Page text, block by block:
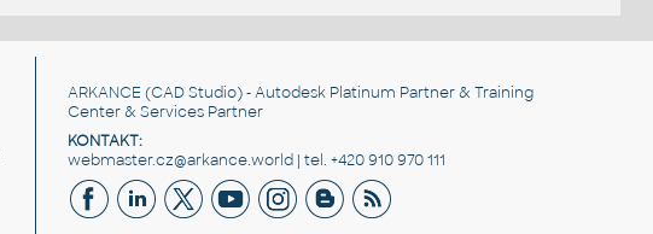
ARKANCE (CAD Studio) - Autodesk Platinum Partner & Training
Center & Services Partner
KONTAKT:
webmaster.cz@arkance.world | tel. +420 910 970 111